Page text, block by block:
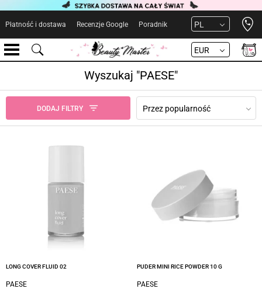
Płatność i dostawa Recenzje Google Poradnik PL
EUR
Wyszukaj "PAESE"
DODAJ FILTRY Przez popularność
LONG COVER FLUID 02
PAESE
PUDER MINI RICE POWDER 10 G
PAESE